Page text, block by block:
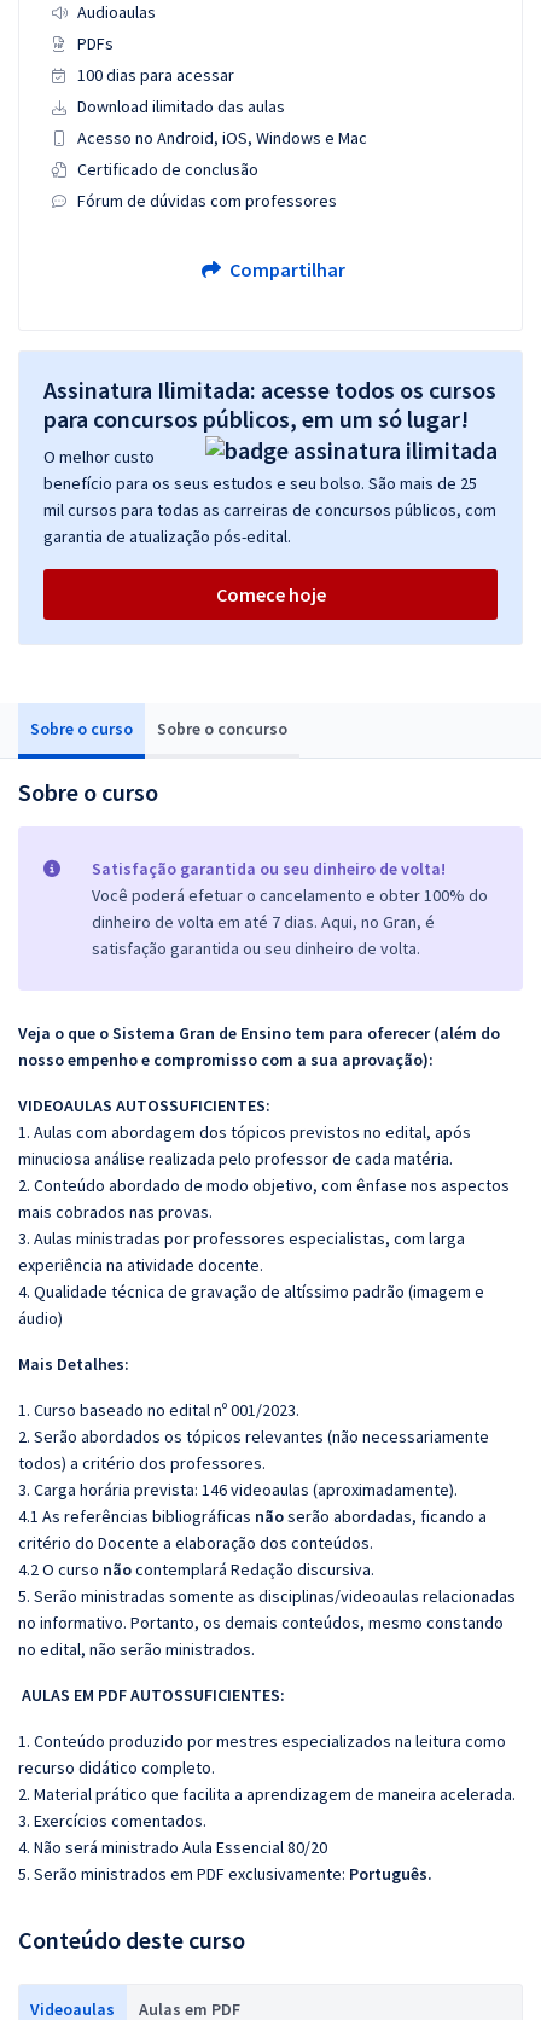
Sobre o curso Sobre o concurso
Sobre o curso
Satisfação garantida ou seu dinheiro de volta!
Você poderá efetuar o cancelamento e obter 100% do
dinheiro de volta em até 7 dias. Aqui, no Gran, é
satisfação garantida ou seu dinheiro de volta.
Veja o que o Sistema Gran de Ensino tem para oferecer (além do
nosso empenho e compromisso com a sua aprovação):
VIDEOAULAS AUTOSSUFICIENTES:
1. Aulas com abordagem dos tópicos previstos no edital, após
minuciosa análise realizada pelo professor de cada matéria.
2. Conteúdo abordado de modo objetivo, com ênfase nos aspectos
mais cobrados nas provas.
3. Aulas ministradas por professores especialistas, com larga
experiência na atividade docente.
4. Qualidade técnica de gravação de altíssimo padrão (imagem e
áudio)
Mais Detalhes:
1. Curso baseado no edital nº 001/2023.
2. Serão abordados os tópicos relevantes (não necessariamente
todos) a critério dos professores.
3. Carga horária prevista: 146 videoaulas (aproximadamente).
4.1 As referências bibliográficas nãoserão abordadas, ficando a
critério do Docente a elaboração dos conteúdos.
4.2 O curso nãocontemplará Redação discursiva.
5. Serão ministradas somente as disciplinas/videoaulas relacionadas
no informativo. Portanto, os demais conteúdos, mesmo constando
no edital, não serão ministrados.
AULAS EM PDF AUTOSSUFICIENTES:
1. Conteúdo produzido por mestres especializados na leitura como
recurso didático completo.
2. Material prático que facilita a aprendizagem de maneira acelerada.
3. Exercícios comentados.
4. Não será ministrado Aula Essencial 80/20
5. Serão ministrados em PDF exclusivamente: Português.
Conteúdo deste curso
Videoaulas Aulas em PDF
Audioaulas
PDFs
100 dias para acessar
Download ilimitado das aulas
Acesso no Android, iOS, Windows e Mac
Certificado de conclusão
Fórum de dúvidas com professores
Compartilhar
Assinatura Ilimitada: acesse todos os cursos
para concursos públicos, em um só lugar!
O melhor custo
benefício para os seus estudos e seu bolso. São mais de 25
mil cursos para todas as carreiras de concursos públicos, com
garantia de atualização pós-edital.
Comece hoje